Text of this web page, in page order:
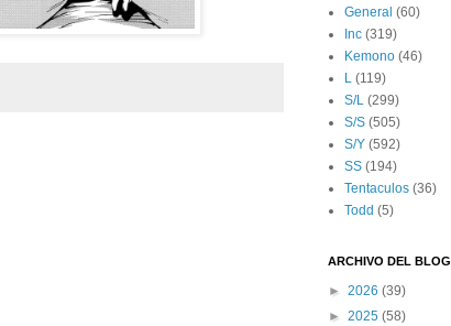
General (60)
Inc (319)
Kemono (46)
L (119)
S/L (299)
S/S (505)
S/Y (592)
SS (194)
Tentaculos (36)
Todd (5)
ARCHIVO DEL BLOG
► 2026 (39)
► 2025 (58)